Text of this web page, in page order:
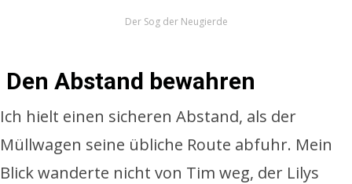
Der Sog der Neugierde
Den Abstand bewahren
Ich hielt einen sicheren Abstand, als der
Müllwagen seine übliche Route abfuhr. Mein
Blick wanderte nicht von Tim weg, der Lilys